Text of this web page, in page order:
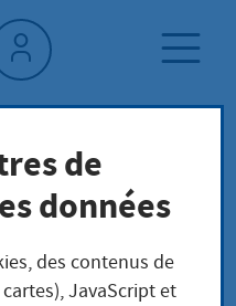
und Fairtrade
de
données
des contenus de
JavaScript et